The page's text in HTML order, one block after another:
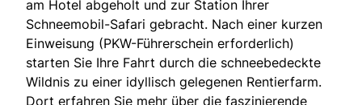
am Hotel abgeholt und zur Station Ihrer
Schneemobil-Safari gebracht. Nach einer kurzen
Einweisung (PKW-Führerschein erforderlich)
starten Sie Ihre Fahrt durch die schneebedeckte
Wildnis zu einer idyllisch gelegenen Rentierfarm.
Dort erfahren Sie mehr über die faszinierende